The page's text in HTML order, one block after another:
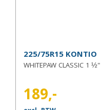
225/75R15 KONTIO
WHITEPAW CLASSIC 1
189,-